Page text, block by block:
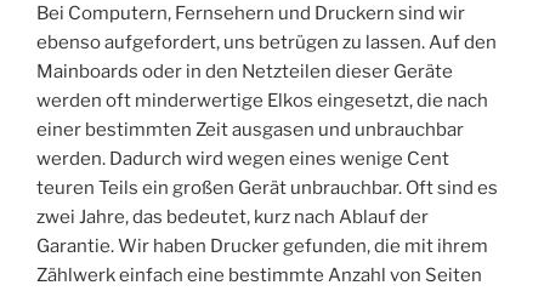
Bei Computern, Fernsehern und Druckern sind wir
ebenso aufgefordert, uns betrügen zu lassen. Auf den
Mainboards oder in den Netzteilen dieser Geräte
werden oft minderwertige Elkos eingesetzt, die nach
einer bestimmten Zeit ausgasen und unbrauchbar
werden. Dadurch wird wegen eines wenige Cent
teuren Teils ein großen Gerät unbrauchbar. Oft sind es
zwei Jahre, das bedeutet, kurz nach Ablauf der
Garantie. Wir haben Drucker gefunden, die mit ihrem
Zählwerk einfach eine bestimmte Anzahl von Seiten